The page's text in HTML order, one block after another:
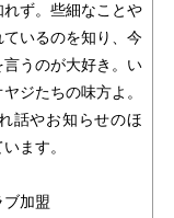
ず。些細なことや
いるのを知り、今
うのが大好き。い
ジたちの味方よ。
話やお知らせのほ
ます。
加盟